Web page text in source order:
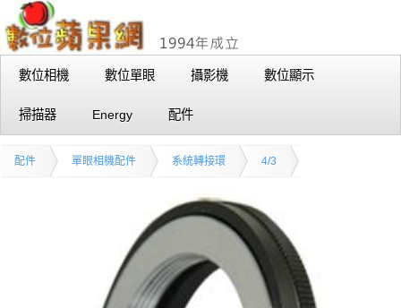
數位相機 數位單眼 攝影機 數位顯示
掃描器 Energy 配件
配件 單眼相機配件 系統轉接環 4/3